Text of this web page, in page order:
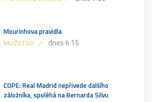
Mourinhova pravidla
MUŽSTVO dnes 6:15
COPE: Real Madrid nepřivede dalšího
záložníka, spoléhá na Bernarda Silvu